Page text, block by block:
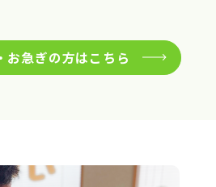
お急ぎの方はこちら